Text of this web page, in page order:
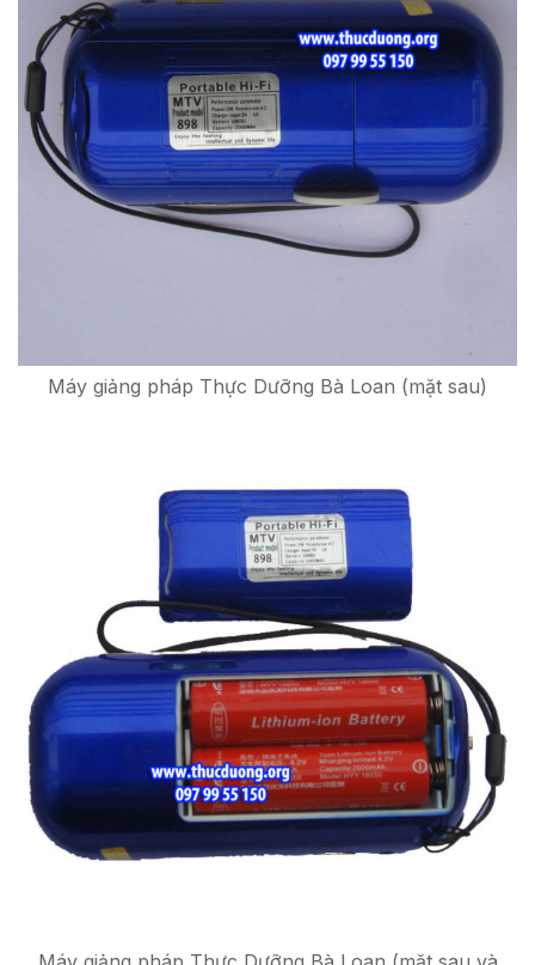
Máy giảng pháp Thực Dưỡng Bà Loan (mặt sau)